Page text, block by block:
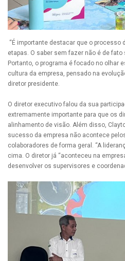
“É importante destacar que o processo
etapas. O saber sem fazer não é de
Portanto, o programa é focado no olhar
cultura da empresa, pensado na
diretor presidente.
O diretor executivo falou da sua
extremamente importante para que os
alinhamento de visão. Além disso,
sucesso da empresa não acontece
colaboradores de forma geral. “A
cima. O diretor já “aconteceu na
desenvolver os supervisores e